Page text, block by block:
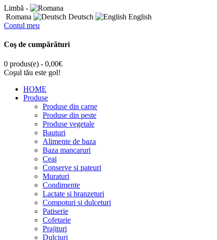
Limbă -
Romana
Deutsch
English
Contul meu
Coş de cumpărături
0 produs(e) - 0,00€
Coşul tău este gol!
HOME
Produse
Produse din carne
Produse din peste
Produse vegetale
Bauturi
Alimente de baza
Baza mancaruri
Ceai
Conserve si pateuri
Muraturi
Condimente
Lactate si branzeturi
Compoturi si dulceturi
Patiserie
Cofetarie
Prajituri
Dulciuri